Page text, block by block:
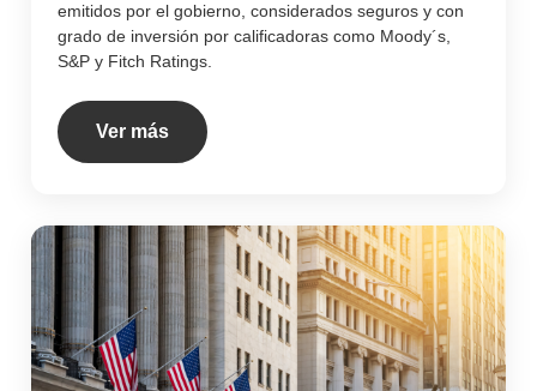
emitidos por el gobierno, considerados seguros y con
grado de inversión por calificadoras como Moody´s,
S&P y Fitch Ratings.
Ver más